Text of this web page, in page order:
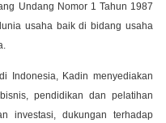
Undang Nomor 1 Tahun 1987
usaha baik di bidang usaha
Indonesia, Kadin menyediakan
pendidikan dan pelatihan
investasi, dukungan terhadap